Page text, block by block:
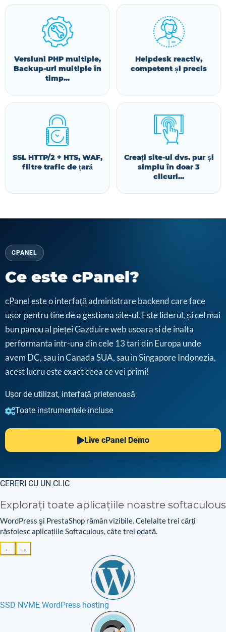
Versiuni PHP multiple,
Backup-uri multiple în
timp...
Helpdesk reactiv,
competent și precis
SSL HTTP/2 + HTS, WAF,
filtre trafic de țară
Creați site-ul dvs. pur și
simplu în doar 3
clicuri...
CPANEL
Ce este cPanel?
cPanel este o interfață administrare backend care face
ușor pentru tine de a gestiona site-ul. Este liderul, și cel mai
bun panou al pieței Gazduire web usoara si de inalta
performanta intr-una din cele 13 tari din Europa unde
avem DC, sau in Canada SUA, sau in Singapore Indonezia,
acest lucru este exact ceea ce vei primi!
Ușor de utilizat, interfață prietenoasă
Toate instrumentele incluse
Live cPanel Demo
CERERI CU UN CLIC
Explorați toate aplicațiile noastre softaculous
WordPress şi PrestaShop rămân vizibile. Celelalte trei cărți
răsfoiesc aplicațiile Softaculous, câte trei odată.
← →
SSD NVME WordPress hosting